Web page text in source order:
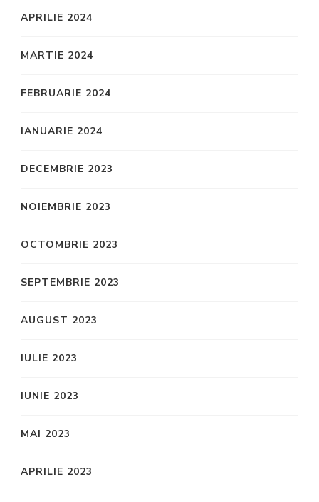
APRILIE 2024
MARTIE 2024
FEBRUARIE 2024
IANUARIE 2024
DECEMBRIE 2023
NOIEMBRIE 2023
OCTOMBRIE 2023
SEPTEMBRIE 2023
AUGUST 2023
IULIE 2023
IUNIE 2023
MAI 2023
APRILIE 2023